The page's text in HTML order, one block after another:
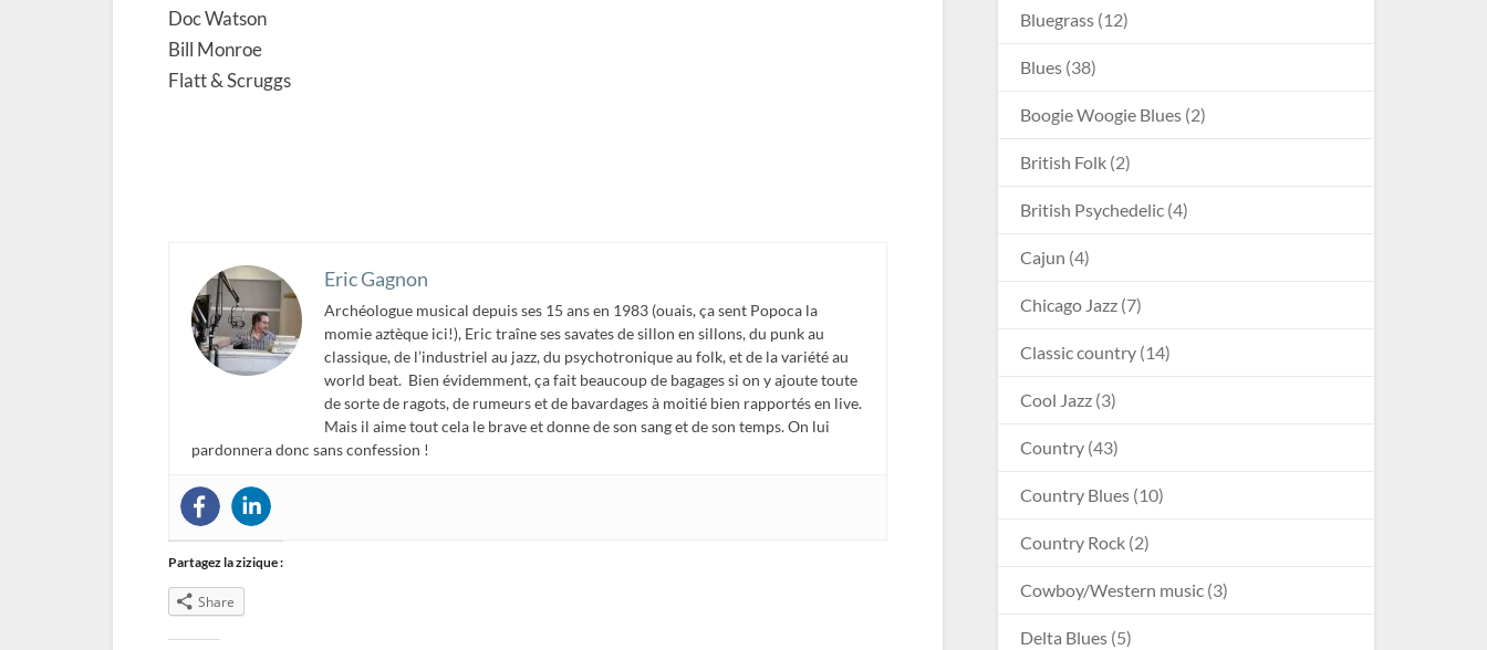
Doc Watson
Bill Monroe
Flatt & Scruggs
Eric Gagnon
Archéologue musical depuis ses 15 ans en 1983 (ouais, ça sent Popoca la
momie aztèque ici!), Eric traîne ses savates de sillon en sillons, du punk au
classique, de l’industriel au jazz, du psychotronique au folk, et de la variété au
world beat. Bien évidemment, ça fait beaucoup de bagages si on y ajoute toute
de sorte de ragots, de rumeurs et de bavardages à moitié bien rapportés en live.
Mais il aime tout cela le brave et donne de son sang et de son temps. On lui
pardonnera donc sans confession !
Partagez la zizique :
Share
Bluegrass (12)
Blues (38)
Boogie Woogie Blues (2)
British Folk (2)
British Psychedelic (4)
Cajun (4)
Chicago Jazz (7)
Classic country (14)
Cool Jazz (3)
Country (43)
Country Blues (10)
Country Rock (2)
Cowboy/Western music (3)
Delta Blues (5)